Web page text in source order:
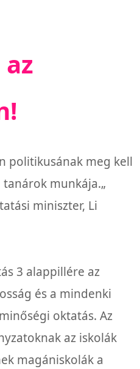
politikusának meg kell
munkája.„
miniszter, Li
3 alappillére az
és a mindenki
oktatás. Az
az iskolák
magániskolák a